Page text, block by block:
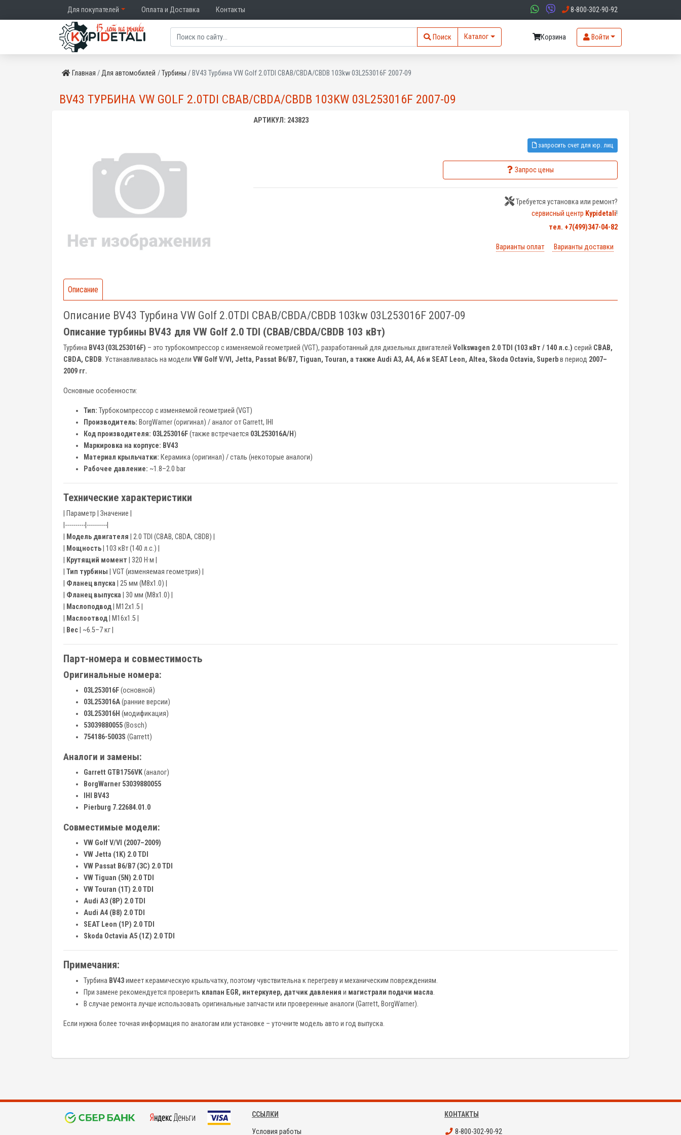
Для покупателей Оплата и Доставка Контакты 8-800-302-90-92
Поиск Каталог Корзина Войти
Главная Для автомобилей Турбины BV43 Турбина VW Golf 2.0TDI CBAB/CBDA/CBDB 103kw 03L253016F 2007-09
BV43 ТУРБИНА VW GOLF 2.0TDI CBAB/CBDA/CBDB 103KW 03L253016F 2007-09
АРТИКУЛ: 243823
запросить счет для юр. лиц
Запрос цены
Требуется установка или ремонт?
сервисный центр Kypidetali!
тел. +7(499)347-04-82
Варианты оплат Варианты доставки
Описание
Описание BV43 Турбина VW Golf 2.0TDI CBAB/CBDA/CBDB 103kw 03L253016F 2007-09
Описание турбины BV43 для VW Golf 2.0 TDI (CBAB/CBDA/CBDB 103 кВт)
Турбина BV43 (03L253016F) – это турбокомпрессор с изменяемой геометрией (VGT), разработанный для дизельных двигателей Volkswagen 2.0 TDI (103 кВт / 140 л.с.) серий CBAB,
CBDA, CBDB. Устанавливалась на модели VW Golf V/VI, Jetta, Passat B6/B7, Tiguan, Touran, а также Audi A3, A4, A6 и SEAT Leon, Altea, Skoda Octavia, Superbв период 2007–
2009 гг.
Основные особенности:
Тип: Турбокомпрессор с изменяемой геометрией (VGT)
Производитель: BorgWarner (оригинал) / аналог от Garrett, IHI
Код производителя: 03L253016F(также встречается 03L253016A/H )
Маркировка на корпусе: BV43
Материал крыльчатки: Керамика (оригинал) / сталь (некоторые аналоги)
Рабочее давление: ~1.8–2.0 bar
Технические характеристики
| Параметр | Значение |
|----------|----------|
Модель двигателя | 2.0 TDI (CBAB, CBDA, CBDB) |
Мощность | 103 кВт (140 л.с.) |
Крутящий момент | 320 Н·м |
Тип турбины | VGT (изменяемая геометрия) |
Фланец впуска | 25 мм (M8x1.0) |
Фланец выпуска | 30 мм (M8x1.0) |
Маслоподвод | M12x1.5 |
Маслоотвод | M16x1.5 |
Вес | ~6.5–7 кг |
Парт-номера и совместимость
Оригинальные номера:
03L253016F(основной)
03L253016A(ранние версии)
03L253016H (модификация)
53039880055(Bosch)
754186-5003S (Garrett)
Аналоги и замены:
Garrett GTB1756VK(аналог)
BorgWarner 53039880055
IHI BV43
Pierburg 7.22684.01.0
Совместимые модели:
VW Golf V/VI (2007–2009)
VW Jetta (1K) 2.0 TDI
VW Passat B6/B7 (3C) 2.0 TDI
VW Tiguan (5N) 2.0 TDI
VW Touran (1T) 2.0 TDI
Audi A3 (8P) 2.0 TDI
Audi A4 (B8) 2.0 TDI
SEAT Leon (1P) 2.0 TDI
Skoda Octavia A5 (1Z) 2.0 TDI
Примечания:
Турбина BV43имеет керамическую крыльчатку, поэтому чувствительна к перегреву и механическим повреждениям.
При замене рекомендуется проверить клапан EGR, интеркулер, датчик давления и магистрали подачи масла.
В случае ремонта лучше использовать оригинальные запчасти или проверенные аналоги (Garrett, BorgWarner).
Если нужна более точная информация по аналогам или установке – уточните модель авто и год выпуска.
ССЫЛКИ
Условия работы
КОНТАКТЫ
8-800-302-90-92